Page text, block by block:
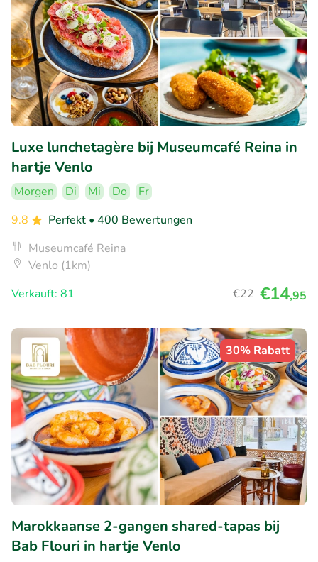
Luxe lunchetagère bij Museumcafé Reina in
hartje Venlo
Morgen Di Mi Do
Fr
9.8
Perfekt • 400 Bewertungen
Museumcafé Reina
Venlo (1km)
Verkauft: 81
€22 €14,95
30% Rabatt
Marokkaanse 2-gangen shared-tapas bij
Bab Flouri in hartje Venlo